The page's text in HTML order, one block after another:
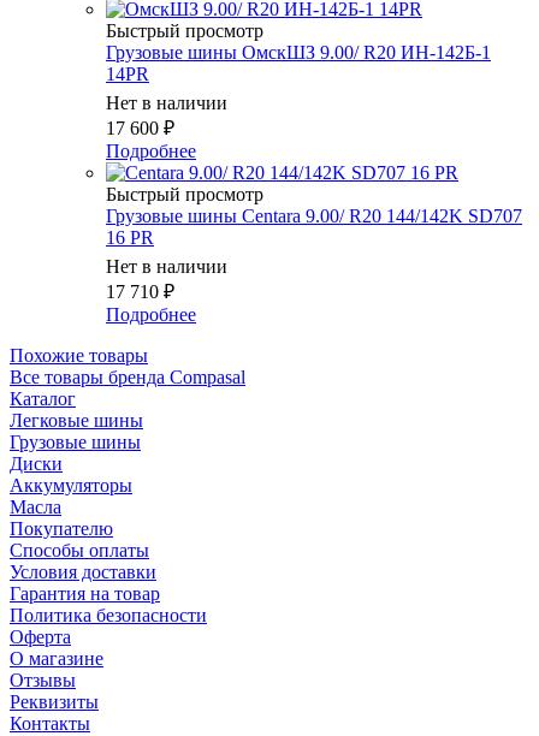
Быстрый просмотр
Грузовые шины ОмскШЗ 9.00/ R20 ИН-142Б-1
14PR
Нет в наличии
17 600 ₽
Подробнее
Быстрый просмотр
Грузовые шины Centara 9.00/ R20 144/142K SD707
16 PR
Нет в наличии
17 710 ₽
Подробнее
Похожие товары
Все товары бренда Compasal
Каталог
Легковые шины
Грузовые шины
Диски
Аккумуляторы
Масла
Покупателю
Способы оплаты
Условия доставки
Гарантия на товар
Политика безопасности
Оферта
О магазине
Отзывы
Реквизиты
Контакты